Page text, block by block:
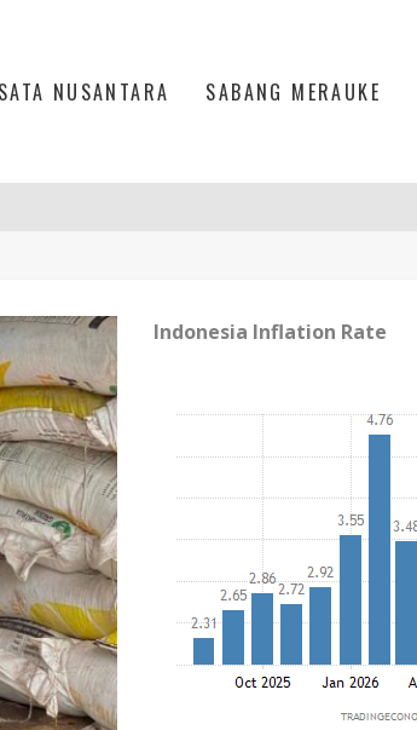
NUSANTARA SABANG MERAUKE
Indonesia Inflation Rate